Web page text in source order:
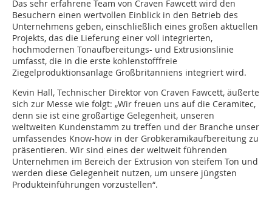
Das sehr erfahrene Team von Craven Fawcett wird den
Besuchern einen wertvollen Einblick in den Betrieb des
Unternehmens geben, einschließlich eines großen aktuellen
Projekts, das die Lieferung einer voll integrierten,
hochmodernen Tonaufbereitungs- und Extrusionslinie
umfasst, die in die erste kohlenstofffreie
Ziegelproduktionsanlage Großbritanniens integriert wird.
Kevin Hall, Technischer Direktor von Craven Fawcett, äußerte
sich zur Messe wie folgt: „Wir freuen uns auf die Ceramitec,
denn sie ist eine großartige Gelegenheit, unseren
weltweiten Kundenstamm zu treffen und der Branche unser
umfassendes Know-how in der Grobkeramikaufbereitung zu
präsentieren. Wir sind eines der weltweit führenden
Unternehmen im Bereich der Extrusion von steifem Ton und
werden diese Gelegenheit nutzen, um unsere jüngsten
Produkteinführungen vorzustellen“.